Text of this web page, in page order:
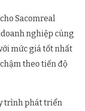
Sacomreal
nghiệp cùng
mức giá tốt nhất
theo tiến độ
trình phát triển